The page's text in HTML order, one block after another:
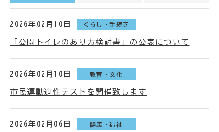
2026年02月10日 くらし・手続き
「公園トイレのあり方検討書」の公表について
2026年02月10日 教育・文化
市民運動適性テストを開催致します
2026年02月06日 健康・福祉